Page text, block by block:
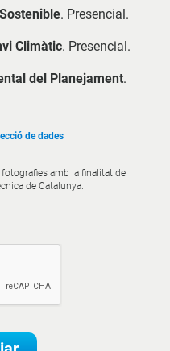
. Presencial.
Climàtic. Presencial.
del Planejament.
de dades
amb la finalitat de
de Catalunya.